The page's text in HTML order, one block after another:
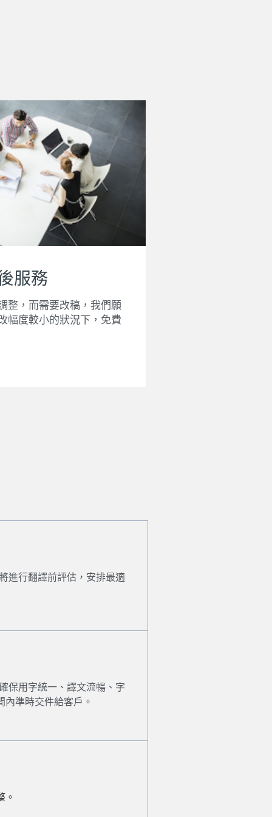
服務
整，而需要改稿，我們願
幅度較小的狀況下，免費
進行翻譯前評估，安排最適
保用字統一、譯文流暢、字
準時交件給客戶。
。